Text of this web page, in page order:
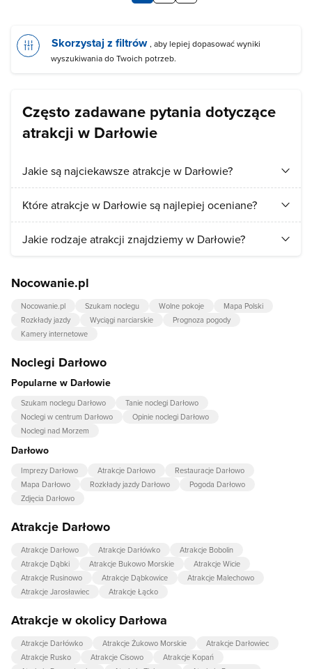
Skorzystaj z filtrów , aby lepiej dopasować wyniki
wyszukiwania do Twoich potrzeb.
Często zadawane pytania dotyczące
atrakcji w Darłowie
Jakie są najciekawsze atrakcje w Darłowie?
Turyści najchętniej odwiedzają:Most rozsuwany im. Kapitana
Które atrakcje w Darłowie są najlepiej oceniane?
Najlepiej ocenianymi atrakcjami w Darłowie są:Most
Jakie rodzaje atrakcji znajdziemy w Darłowie?
zabytki,pomniki, rzeźby
Nocowanie.pl
Nocowanie.pl Szukam noclegu Wolne pokoje
Mapa Polski
Rozkłady jazdy
Wyciągi narciarskie
Prognoza pogody
Kamery internetowe
Noclegi Darłowo
Popularne w Darłowie
Szukam noclegu Darłowo
Tanie noclegi Darłowo
Noclegi w centrum Darłowo
Opinie noclegi Darłowo
Noclegi nad Morzem
Darłowo
Imprezy Darłowo Atrakcje Darłowo
Restauracje Darłowo
Mapa Darłowo
Rozkłady jazdy Darłowo
Pogoda Darłowo
Zdjęcia Darłowo
Atrakcje Darłowo
Atrakcje Darłowo Atrakcje Darłówko
Atrakcje Bobolin
Atrakcje Dąbki
Atrakcje Bukowo Morskie
Atrakcje Wicie
Atrakcje Rusinowo
Atrakcje Dąbkowice
Atrakcje Malechowo
Atrakcje Jarosławiec
Atrakcje Łącko
Atrakcje w okolicy Darłowa
Atrakcje Darłówko Atrakcje Żukowo Morskie
Atrakcje Darłowiec
Atrakcje Rusko
Atrakcje Cisowo
Atrakcje Kopań